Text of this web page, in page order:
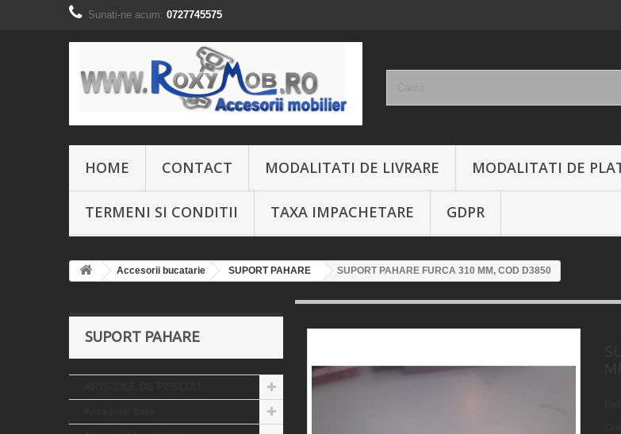
Sunati-ne acum: 0727745575
HOME CONTACT MODALITATI DE LIVRARE MODALITATI DE
TERMENI SI CONDITII TAXA IMPACHETARE GDPR
Accesorii bucatarie SUPORT PAHARE SUPORT PAHARE FURCA 310 MM, COD D3850
SUPORT PAHARE